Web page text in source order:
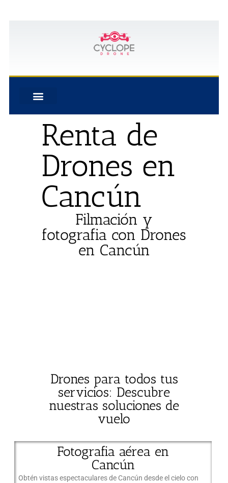
Renta de
Drones en
Cancún
Filmación y
fotografia con Drones
en Cancún
Drones para todos tus
servicios: Descubre
nuestras soluciones de
vuelo
Fotografia aérea en
Cancún
Obtén vistas espectaculares de Cancún desde el cielo con